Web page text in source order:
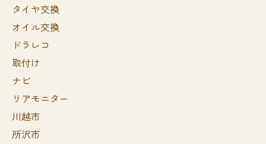
タイヤ交換
オイル交換
ドラレコ
取付け
ナビ
リアモニター
川越市
所沢市